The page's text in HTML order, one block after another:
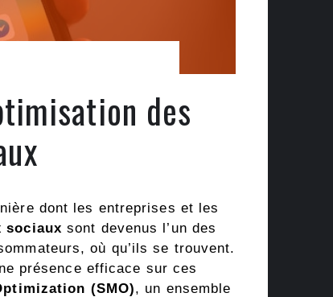
des
dont les entreprises et les
sociaux sont devenus l’un des
où qu’ils se trouvent.
présence efficace sur ces
(SMO), un ensemble